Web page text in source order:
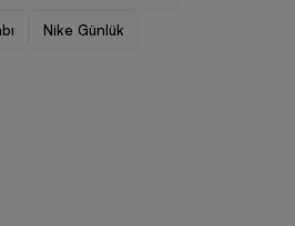
Nike Günlük